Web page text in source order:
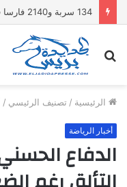
بحث
الرئيسية / تصنيف الرئيسي /
أخبار الرياضة
الدفاع